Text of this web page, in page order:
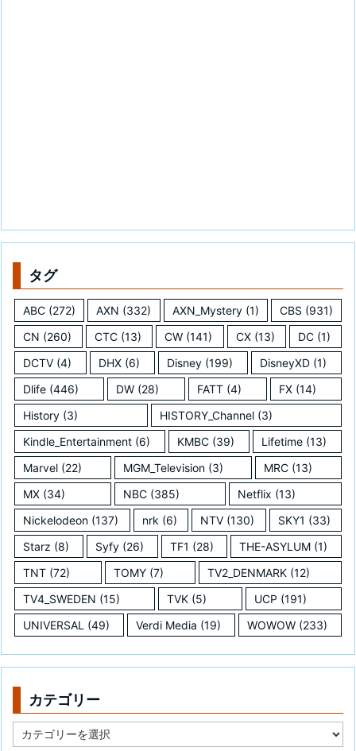
タグ
ABC (272) AXN (332) AXN_Mystery(1) CBS (931)
CN (260) CTC (13) CW (141) CX(13) DC(1)
DCTV (4) DHX (6) Disney (199) DisneyXD (1)
Dlife (446) DW (28) FATT(4) FX(14)
History (3) HISTORY_Channel(3)
Kindle_Entertainment (6) KMBC (39) Lifetime (13)
Marvel (22) MGM_Television(3) MRC (13)
MX (34) NBC (385) Netflix (13)
Nickelodeon (137) nrk (6) NTV (130) SKY1 (33)
Starz (8) Syfy(26) TF1 (28) THE-ASYLUM (1)
TNT (72) TOMY (7) TV2_DENMARK (12)
TV4_SWEDEN (15) TVK (5) UCP (191)
UNIVERSAL (49) Verdi Media (19) WOWOW (233)
カテゴリー
テ